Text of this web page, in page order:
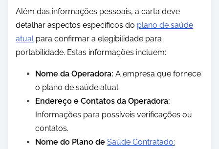
Além das informações pessoais, a carta deve
detalhar aspectos específicos do plano de saúde
atual para confirmar a elegibilidade para
portabilidade. Estas informações incluem:
Nome da Operadora: A empresa que fornece
o plano de saúde atual.
Endereço e Contatos da Operadora:
Informações para possíveis verificações ou
contatos.
Nome do Plano de Saúde Contratado: